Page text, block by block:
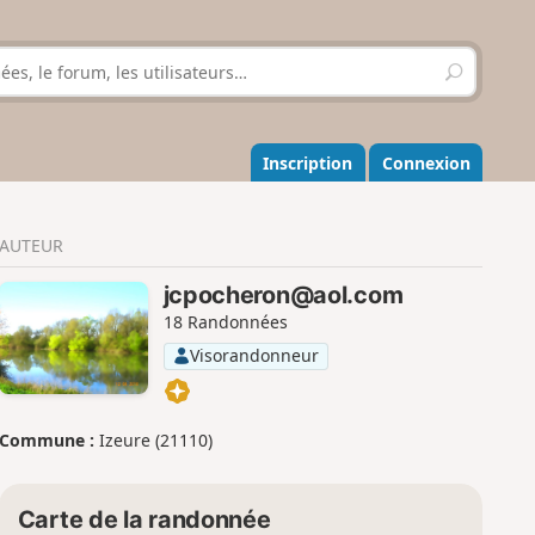
R
e
h
e
r
r
Inscription Connexion
AUTEUR
jcpocheron@aol.com
18 Randonnées
Visorandonneur
Commune : Izeure (21110)
Carte de la randonnée